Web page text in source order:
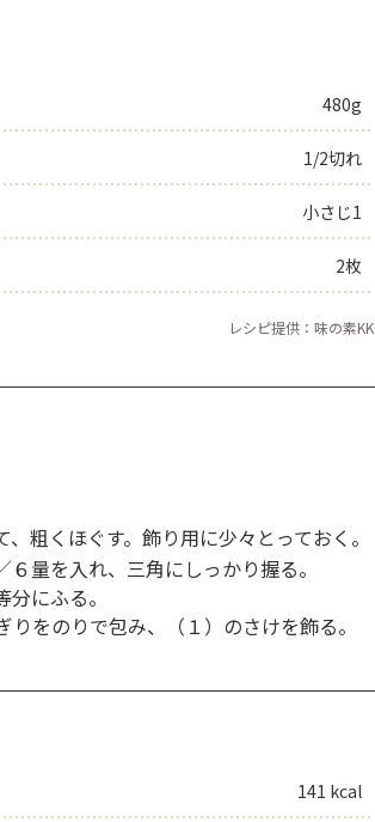
480g
1/2切れ
小さじ1
2枚
レシピ提供：味の素KK
粗くほぐす。飾り用に少々とっておく。
量を入れ、三角にしっかり握る。
にふる。
をのりで包み、（１）のさけを飾る。
141 kcal